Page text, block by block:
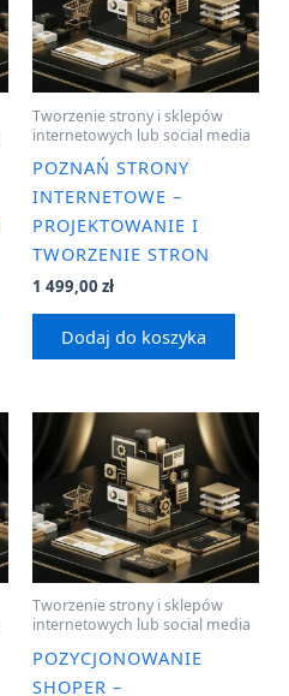
Tworzenie strony i sklepów
internetowych lub social media
POZNAŃ STRONY
INTERNETOWE –
PROJEKTOWANIE I
TWORZENIE STRON
1 499,00 zł
Dodaj do koszyka
Tworzenie strony i sklepów
internetowych lub social media
POZYCJONOWANIE
SHOPER –